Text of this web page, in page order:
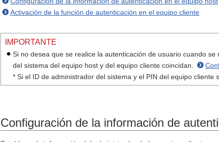
Activación de la función de autenticación en el equipo cliente
IMPORTANTE
Si no desea que se realice la autenticación de usuario cuando
del sistema del equipo host y del equipo cliente coincidan.
* Si el ID de administrador del sistema y el PIN del equipo
Configuración de la información de